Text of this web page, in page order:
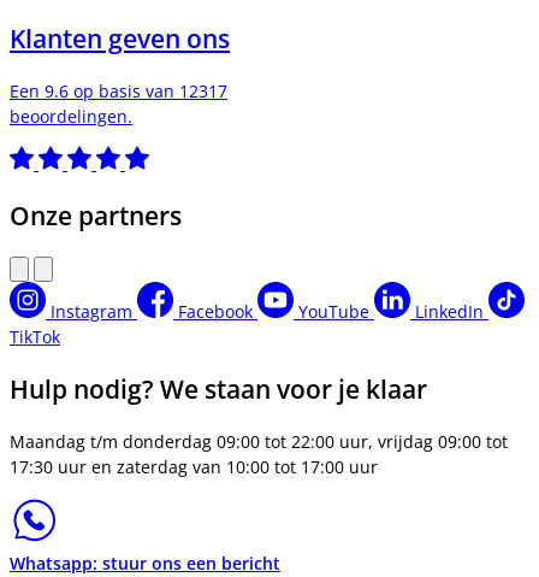
Klanten geven ons
Een 9.6 op basis van 12317
beoordelingen.
Onze partners
Instagram Facebook YouTube
LinkedIn
TikTok
Hulp nodig? We staan voor je klaar
Maandag t/m donderdag 09:00 tot 22:00 uur, vrijdag 09:00 tot
17:30 uur en zaterdag van 10:00 tot 17:00 uur
Whatsapp: stuur ons een bericht